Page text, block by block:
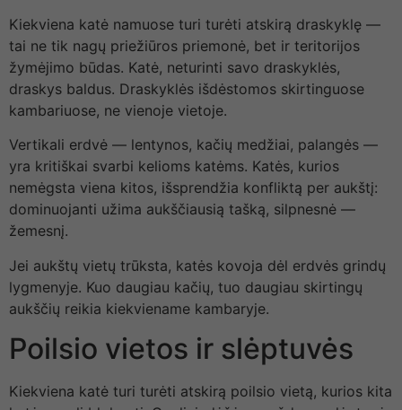
Kiekviena katė namuose turi turėti atskirą draskyklę —
tai ne tik nagų priežiūros priemonė, bet ir teritorijos
žymėjimo būdas. Katė, neturinti savo draskyklės,
draskys baldus. Draskyklės išdėstomos skirtinguose
kambariuose, ne vienoje vietoje.
Vertikali erdvė — lentynos, kačių medžiai, palangės —
yra kritiškai svarbi kelioms katėms. Katės, kurios
nemėgsta viena kitos, išsprendžia konfliktą per aukštį:
dominuojanti užima aukščiausią tašką, silpnesnė —
žemesnį.
Jei aukštų vietų trūksta, katės kovoja dėl erdvės grindų
lygmenyje. Kuo daugiau kačių, tuo daugiau skirtingų
aukščių reikia kiekviename kambaryje.
Poilsio vietos ir slėptuvės
Kiekviena katė turi turėti atskirą poilsio vietą, kurios kita